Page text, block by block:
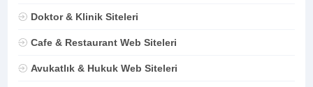
Doktor & Klinik Siteleri
Cafe & Restaurant Web Siteleri
Avukatlık & Hukuk Web Siteleri